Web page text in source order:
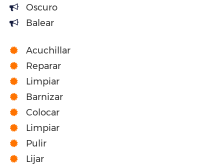
Oscuro
Balear
Acuchillar
Reparar
Limpiar
Barnizar
Colocar
Limpiar
Pulir
Lijar